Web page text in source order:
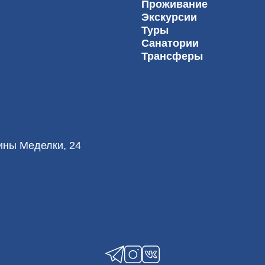
Меделки, 24
Проживание
Экскурсии
Туры
Санатории
Трансферы